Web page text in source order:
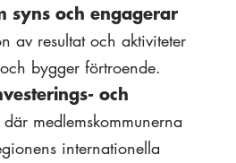
syns och engagerar
av resultat och aktiviteter
bygger förtroende.
och
där medlemskommunerna
internationella